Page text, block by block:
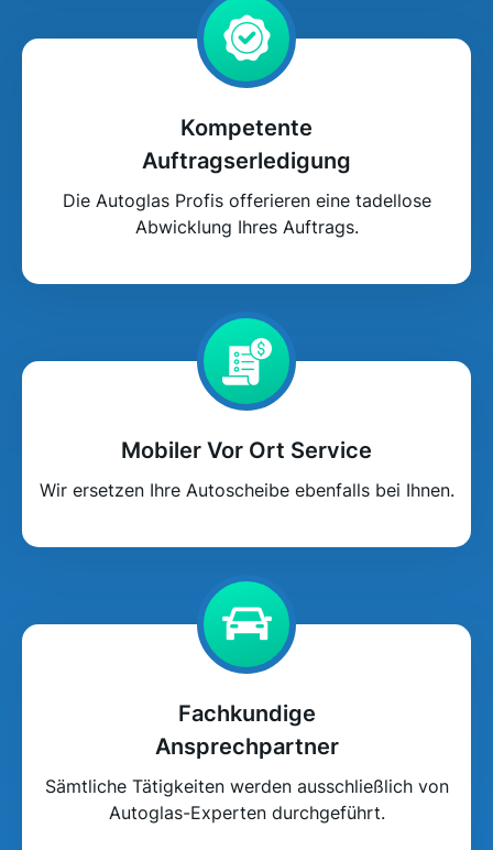
Kompetente
Auftragserledigung
Die Autoglas Profis offerieren eine tadellose
Abwicklung Ihres Auftrags.
Mobiler Vor Ort Service
Wir ersetzen Ihre Autoscheibe ebenfalls bei Ihnen.
Fachkundige
Ansprechpartner
Sämtliche Tätigkeiten werden ausschließlich von
Autoglas-Experten durchgeführt.